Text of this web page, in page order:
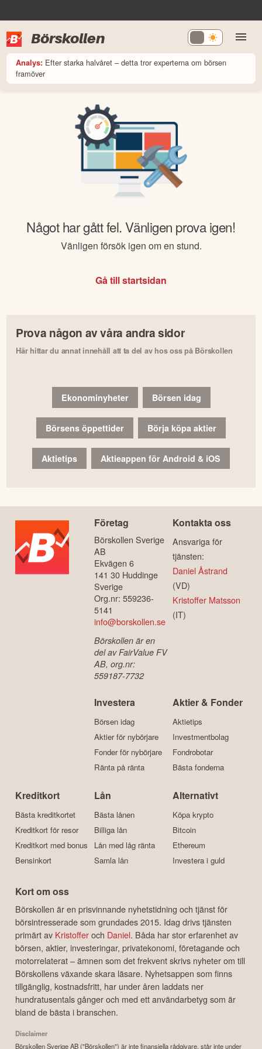
Börskollen
Analys: Efter starka halvåret – detta tror experterna om börsen
framöver
Något har gått fel. Vänligen prova igen!
Vänligen försök igen om en stund.
Gå till startsidan
Prova någon av våra andra sidor
Här hittar du annat innehåll att ta del av hos oss på Börskollen
Ekonominyheter Börsen idag
Börsens öppettider Börja köpa aktier
Aktietips Aktieappen för Android & iOS
Företag
Börskollen Sverige
AB
Ekvägen 6
141 30 Huddinge
Sverige
Org.nr: 559236-
5141
info@borskollen.se
Börskollen är en
del av FairValue FV
AB, org.nr:
559187-7732
Kontakta oss
Ansvariga för
tjänsten:
Daniel Åstrand
(VD)
Kristoffer Matsson
(IT)
Investera
Börsen idag
Aktier för nybörjare
Fonder för nybörjare
Ränta på ränta
Aktier & Fonder
Aktietips
Investmentbolag
Fondrobotar
Bästa fonderna
Kreditkort
Bästa kreditkortet
Kreditkort för resor
Kreditkort med bonus
Bensinkort
Lån
Bästa lånen
Billiga lån
Lån med låg ränta
Samla lån
Alternativt
Köpa krypto
Bitcoin
Ethereum
Investera i guld
Kort om oss
Börskollen är en prisvinnande nyhetstidning och tjänst för
börsintresserade som grundades 2015. Idag drivs tjänsten
primärt av Kristofferoch Daniel. Båda har stor erfarenhet av
börsen, aktier, investeringar, privatekonomi, företagande och
motorrelaterat – ämnen som det frekvent skrivs nyheter om till
Börskollens växande skara läsare. Nyhetsappen som finns
tillgänglig, kostnadsfritt, har under åren laddats ner
hundratusentals gånger och med ett användarbetyg som är
bland de bästa i branschen.
Disclaimer
Börskollen Sverige AB ("Börskollen") är inte finansiella rådgivare, står inte under